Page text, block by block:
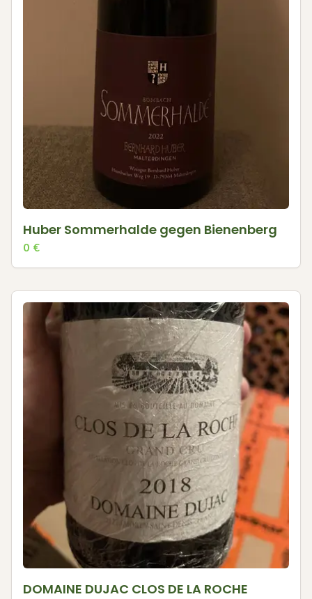
Huber Sommerhalde gegen Bienenberg
0 €
DOMAINE DUJAC CLOS DE LA ROCHE